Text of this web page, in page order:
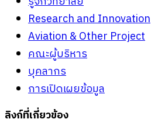
Research and Innovation
Aviation & Other Project
คณะผู้บริหาร
บุคลากร
การเปิดเผยข้อมูล
ลิงก์ที่เกี่ยวข้อง